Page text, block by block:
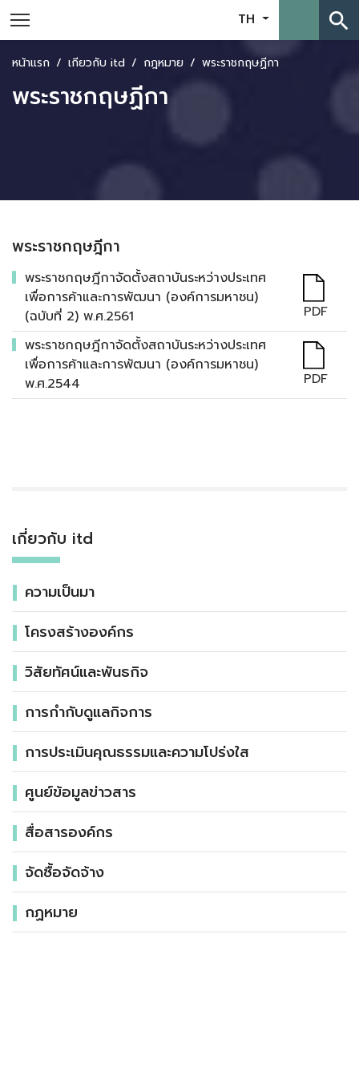
TH search
หน้าแรก เกี่ยวกับ itd กฎหมาย พระราชกฤษฏีกา
พระราชกฤษฏีกา
พระราชกฤษฎีกา
พระราชกฤษฎีกาจัดตั้งสถาบันระหว่างประเทศ
เพื่อการค้าและการพัฒนา (องค์การมหาชน)
(ฉบับที่ 2) พ.ศ.2561
PDF
พระราชกฤษฎีกาจัดตั้งสถาบันระหว่างประเทศ
เพื่อการค้าและการพัฒนา (องค์การมหาชน)
พ.ศ.2544
PDF
เกี่ยวกับ itd
ความเป็นมา
โครงสร้างองค์กร
วิสัยทัศน์และพันธกิจ
การกำกับดูแลกิจการ
การประเมินคุณธรรมและความโปร่งใส
ศูนย์ข้อมูลข่าวสาร
สื่อสารองค์กร
จัดซื้อจัดจ้าง
กฏหมาย